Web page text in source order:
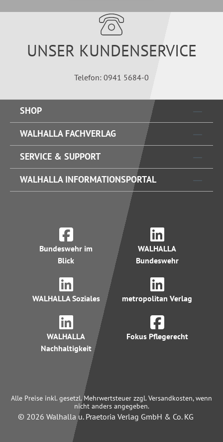
UNSER KUNDENSERVICE
Telefon: 0941 5684-0
SHOP
WALHALLA FACHVERLAG
SERVICE & SUPPORT
WALHALLA INFORMATIONSPORTAL
Bundeswehr im
Blick
WALHALLA
Bundeswehr
WALHALLA Soziales metropolitan Verlag
WALHALLA
Nachhaltigkeit
Fokus Pflegerecht
Alle Preise inkl. gesetzl. Mehrwertsteuer zzgl. Versandkosten, wenn
nicht anders angegeben.
© 2026 Walhalla u. Praetoria Verlag GmbH & Co. KG